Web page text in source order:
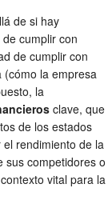
de si hay
cumplir con
de cumplir con
la empresa
la
clave, que
de los estados
rendimiento de la
sus competidores o
vital para la